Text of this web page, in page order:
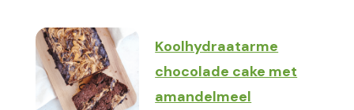
Koolhydraatarme
chocolade cake met
amandelmeel